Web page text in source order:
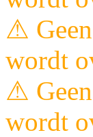
⚠
wordt
⚠
wordt